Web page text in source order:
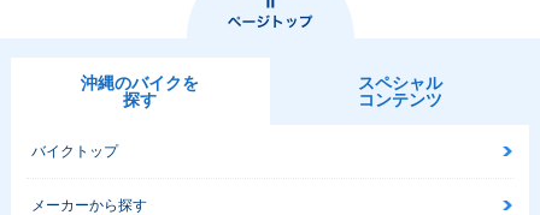
沖縄のバイクを
探す
スペシャル
コンテンツ
バイクトップ
メーカーから探す